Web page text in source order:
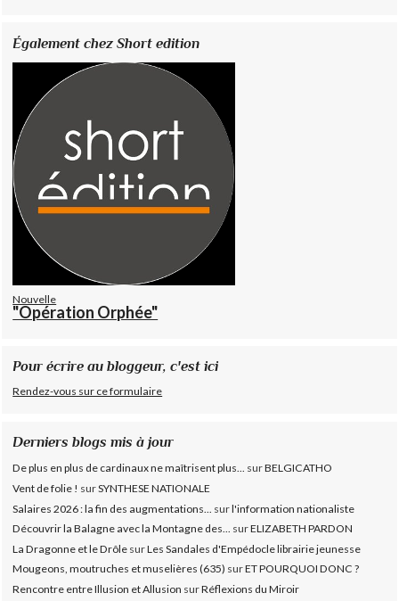
Également chez Short edition
Nouvelle
"Opération Orphée"
Pour écrire au bloggeur, c'est ici
Rendez-vous sur ce formulaire
Derniers blogs mis à jour
De plus en plus de cardinaux ne maîtrisent plus... surBELGICATHO
Vent de folie ! surSYNTHESE NATIONALE
Salaires 2026 : la fin des augmentations...
surl'information nationaliste
Découvrir la Balagne avec la Montagne des... surELIZABETH PARDON
La Dragonne et le Drôle surLes Sandales d'Empédocle librairie jeunesse
Mougeons, moutruches et muselières (635) surET POURQUOI DONC ?
Rencontre entre Illusion et Allusion surRéflexions du Miroir